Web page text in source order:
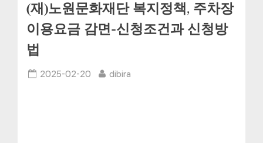
(재)노원문화재단 복지정책, 주차장
이용요금 감면-신청조건과 신청방
법
Posted
2025-02-20 By
dibira